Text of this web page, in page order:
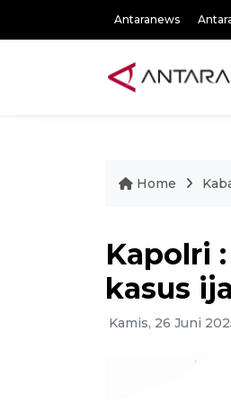
Antaranews
Home
Kapolri
kasus
Kamis, 26 Juni